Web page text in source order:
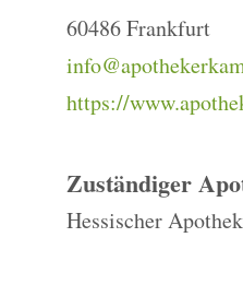
60486 Frankfurt
https://
Zuständiger
Hessischer